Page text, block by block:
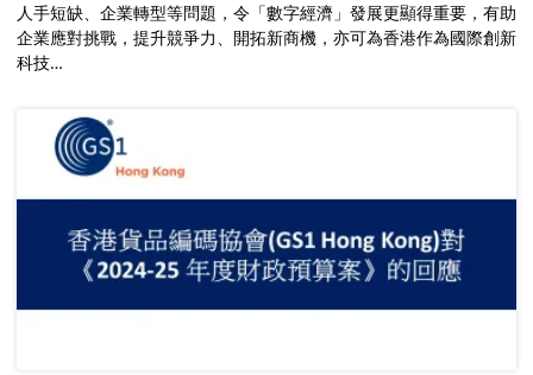
人手短缺、企業轉型等問題，令「數字經濟」發展更顯得重要，有助
企業應對挑戰，提升競爭力、開拓新商機，亦可為香港作為國際創新
科技…